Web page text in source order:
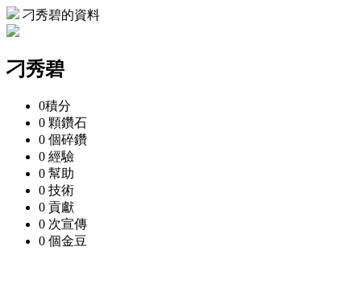
刁秀碧的資料
刁秀碧
0積分
0 顆鑽石
0 個碎鑽
0 經驗
0 幫助
0 技術
0 貢獻
0 次宣傳
0 個金豆